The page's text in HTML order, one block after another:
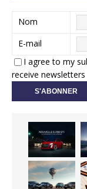
Nom
E-mail
I agree to my
receive newsletters